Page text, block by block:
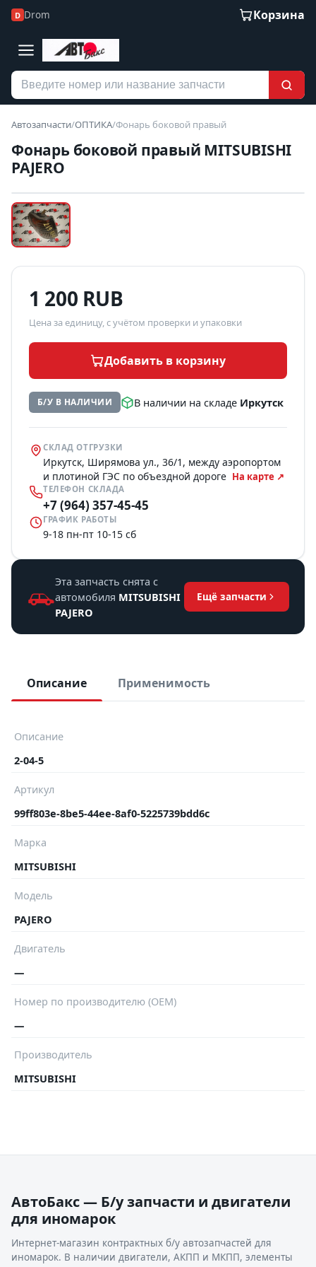
D Drom Корзина
Автозапчасти/ОПТИКА/Фонарь боковой правый
Фонарь боковой правый MITSUBISHI
PAJERO
Б/У В НАЛИЧИИ
1 200 RUB
Цена за единицу, с учётом проверки и упаковки
Добавить в корзину
Б/У В НАЛИЧИИ В наличии на складе Иркутск
СКЛАД ОТГРУЗКИ
Иркутск, Ширямова ул., 36/1, между аэропортом
и плотиной ГЭС по объездной дороге На карте ↗
ТЕЛЕФОН СКЛАДА
+7 (964) 357-45-45
ГРАФИК РАБОТЫ
9-18 пн-пт 10-15 сб
Эта запчасть снята с
автомобиля MITSUBISHI
PAJERO
Ещё запчасти
Описание Применимость
Описание
2-04-5
Артикул
99ff803e-8be5-44ee-8af0-5225739bdd6c
Марка
MITSUBISHI
Модель
PAJERO
Двигатель
—
Номер по производителю (OEM)
—
Производитель
MITSUBISHI
АвтоБакс — Б/у запчасти и двигатели
для иномарок
Интернет-магазин контрактных б/у автозапчастей для
иномарок. В наличии двигатели, АКПП и МКПП, элементы